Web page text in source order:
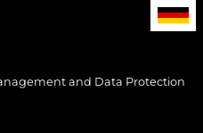
and Data Protection